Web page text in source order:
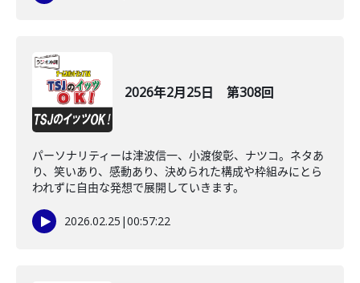
2026年2月25日 第308回
パーソナリティーは津波信一、小渡俊彰、ナツコ。ネタあ
り、笑いあり、感動あり、決められた構成や枠組みにとら
われずに自由な発想で展開していきます。
2026.02.25 |00:57:22